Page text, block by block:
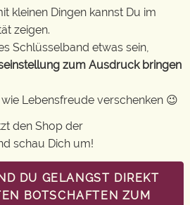
kleinen Dingen kannst Du im
zeigen.
Schlüsselband etwas sein,
zum Ausdruck bringen
Lebensfreude verschenken 😉
den Shop der
schau Dich um!
DU GELANGST DIREKT
BOTSCHAFTEN ZUM